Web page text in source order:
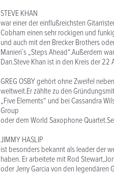
STEVE KHAN
war einer der einflußreichsten
Cobham einen sehr rockigen und
und auch mit den Brecker Brothers
Manieri`s „Steps Ahead“.Außerdem
Dan.Steve Khan ist in den Kreis der
GREG OSBY gehört ohne Zweifel
weltweit.Er zählte zu den
„Five Elements“ und bei Cassandra
Group
oder dem World Saxophone
JIMMY HASLIP
ist besonders bekannt als leader der
haben. Er arbeitete mit Rod
oder Jerry Garcia von den legendären